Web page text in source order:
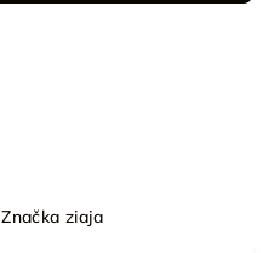
Značka ziaja